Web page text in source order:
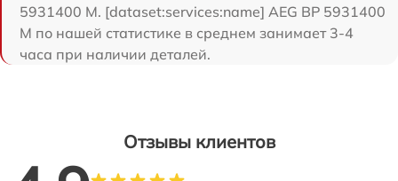
5931400 M. [dataset:services:name] AEG BP 5931400
M по нашей статистике в среднем занимает 3-4
часа при наличии деталей.
Отзывы клиентов